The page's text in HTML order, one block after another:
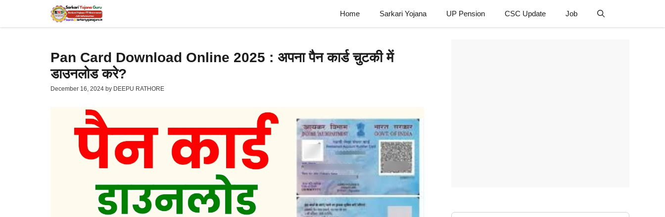
Home Sarkari Yojana UP Pension CSC Update Job
Pan Card Download Online 2025 : अपना पैन कार्ड चुटकी में
डाउनलोड करे?
December 16, 2024 by DEEPU RATHORE